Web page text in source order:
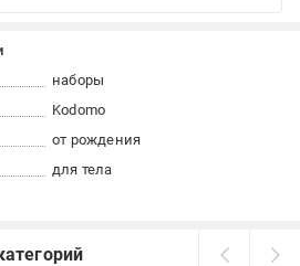
наборы
Kodomo
от рождения
для тела